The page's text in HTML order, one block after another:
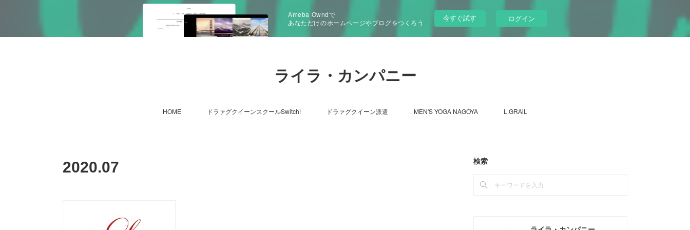
Ameba Owndで
あなただけのホームページやブログをつくろう
今すぐ試す ログイン
ライラ・カンパニー
HOME ドラァグクイーンスクールSwitch! ドラァグクイーン派遣 MEN'S YOGA NAGOYA L.GRAiL
2020.07 検索